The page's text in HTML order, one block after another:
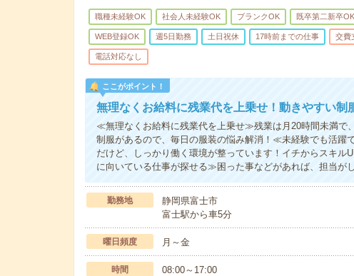
職種未経験OK 社会人未経験OK ブランクOK 既卒第二新卒OK
WEB登録OK 週5日勤務 土日祝休 17時前までの仕事 交費
電話対応なし
ここがポイント！
無理なくお給料に残業代を上乗せ！動きやすい制
≪無理なくお給料に残業代を上乗せ≫残業は月20時間未満
制服があるので、毎日の服装の悩み解消！≪未経験でも活躍
だけど、しっかり働く環境が整っています！イチからスキ
に向いている仕事が探せる≫困った事などがあれば、担当が
勤務地
静岡県富士市
富士駅から車5分
曜日頻度 月～金
時間 08:00～17:00